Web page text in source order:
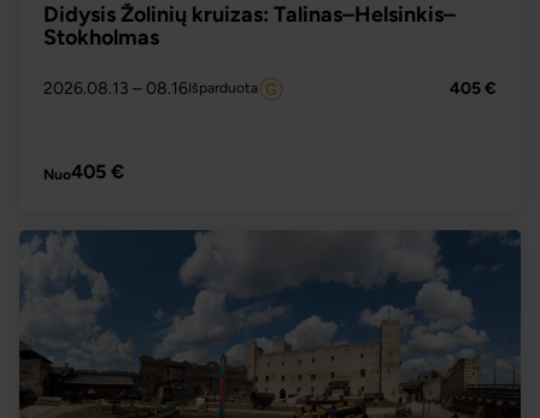
Didysis Žolinių kruizas: Talinas–Helsinkis–
Stokholmas
2026.08.13 – 08.16Išparduota 405 €
Nuo405 €